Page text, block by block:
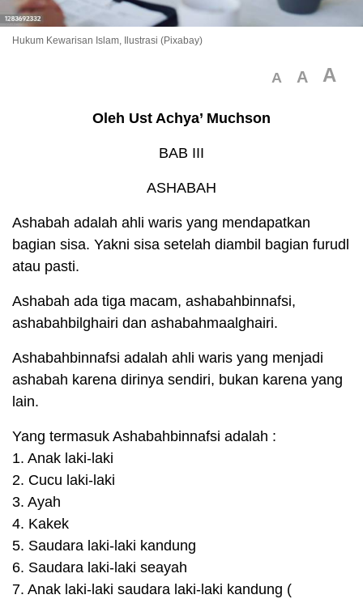
Hukum Kewarisan Islam, Ilustrasi (Pixabay)
A A A
Oleh Ust Achya’ Muchson
BAB III
ASHABAH
Ashabah adalah ahli waris yang mendapatkan
bagian sisa. Yakni sisa setelah diambil bagian furudl
atau pasti.
Ashabah ada tiga macam, ashabahbinnafsi,
ashabahbilghairi dan ashabahmaalghairi.
Ashabahbinnafsi adalah ahli waris yang menjadi
ashabah karena dirinya sendiri, bukan karena yang
lain.
Yang termasuk Ashabahbinnafsi adalah :
1. Anak laki-laki
2. Cucu laki-laki
3. Ayah
4. Kakek
5. Saudara laki-laki kandung
6. Saudara laki-laki seayah
7. Anak laki-laki saudara laki-laki kandung (